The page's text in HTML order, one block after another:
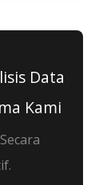
Data
Kami